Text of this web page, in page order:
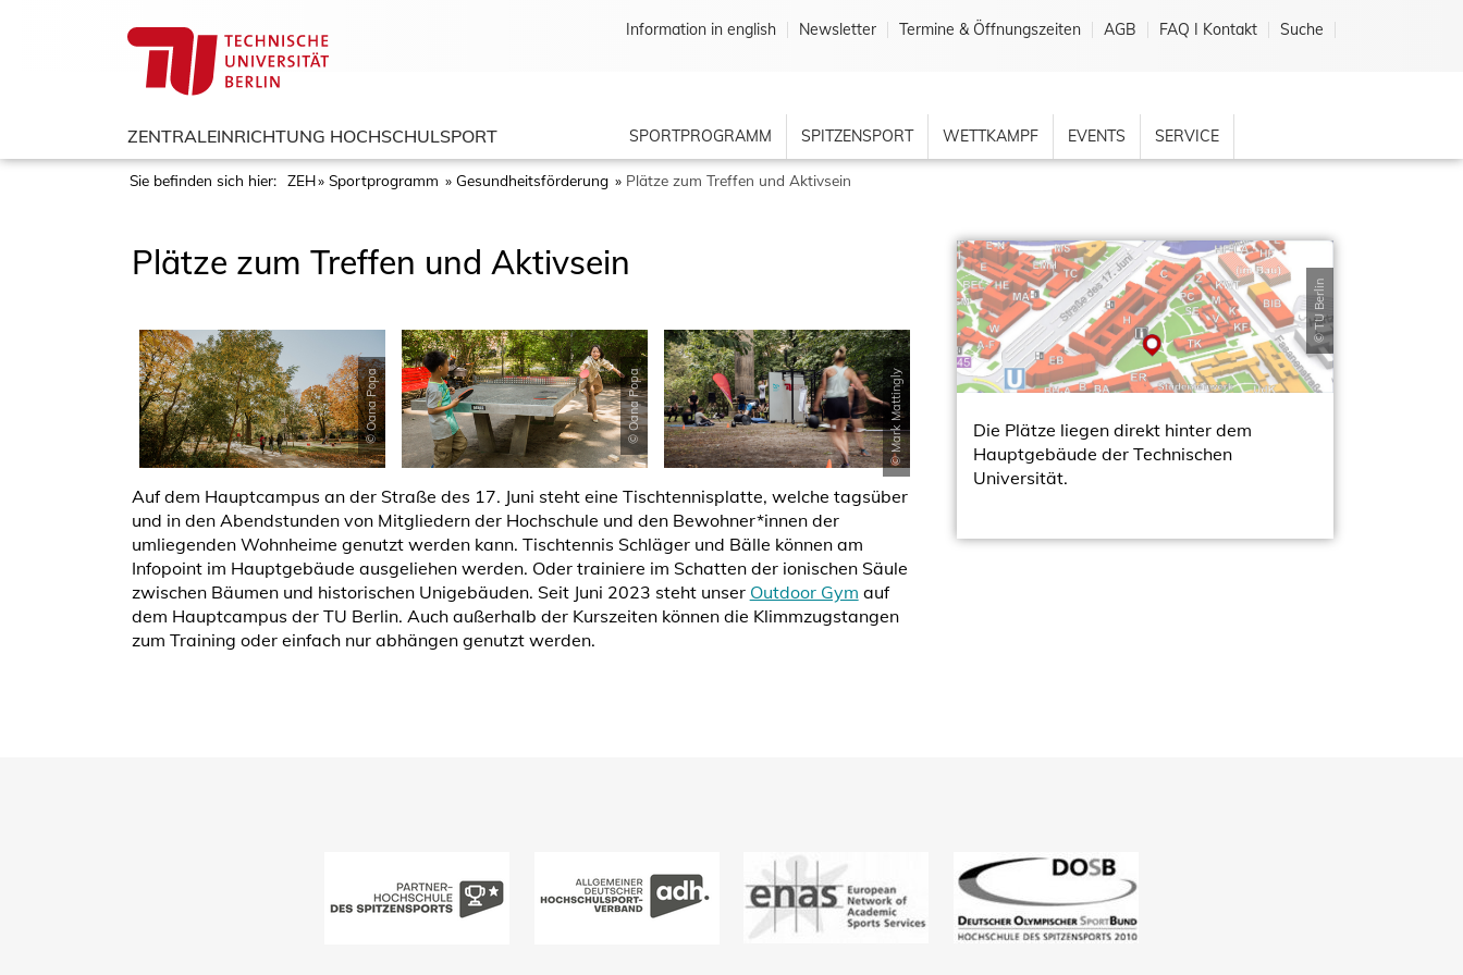
ZENTRALEINRICHTUNG HOCHSCHULSPORT
Information in english Newsletter Termine & Öffnungszeiten AGB FAQ I Kontakt Suche
SPORTPROGRAMM SPITZENSPORT WETTKAMPF EVENTS SERVICE
Sie befinden sich hier: ZEH Sportprogramm Gesundheitsförderung Plätze zum Treffen und Aktivsein
Plätze zum Treffen und Aktivsein
© Oana Popa © Oana Popa © Mark Mattingly
Auf dem Hauptcampus an der Straße des 17. Juni steht eine Tischtennisplatte, welche tagsüber
und in den Abendstunden von Mitgliedern der Hochschule und den Bewohner*innen der
umliegenden Wohnheime genutzt werden kann. Tischtennis Schläger und Bälle können am
Infopoint im Hauptgebäude ausgeliehen werden. Oder trainiere im Schatten der ionischen Säule
zwischen Bäumen und historischen Unigebäuden. Seit Juni 2023 steht unser Outdoor Gym auf
dem Hauptcampus der TU Berlin. Auch außerhalb der Kurszeiten können die Klimmzugstangen
zum Training oder einfach nur abhängen genutzt werden.
© TU Berlin
Die Plätze liegen direkt hinter dem
Hauptgebäude der Technischen
Universität.